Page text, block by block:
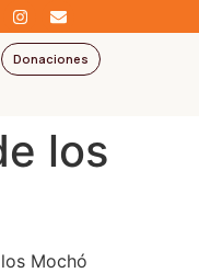
Donaciones
los
Mochó